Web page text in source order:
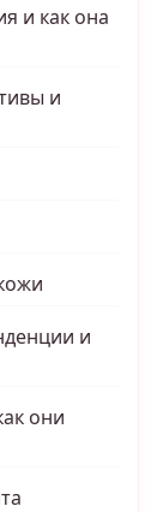
и как она
и
и
они